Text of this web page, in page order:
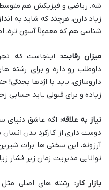
شه. ریاضی و فیزیکش هم متوسط
زیاد دارن، هرچند که شاید به
شناسی هم که معمولاً آسون تره،
میزان رقابت: اینجاست که
داوطلب رو داره و برای رشته
داروسازی، باید با اژدها
زیاده و برای قبولی باید حسابی
نیاز به علاقه: اگه عاشق دنیای
دوست داری از کارکرد بدن
آرزوته، این سختی ها برات
توانایی مدیریت زمان زیر فشار
بازار کار: رشته های اصلی مثل